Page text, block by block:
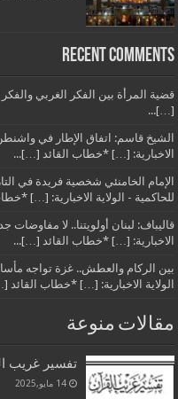
Recent Comments
قضية المرأة بين الفكر الغربي
[…]...
الشيخ قاسم: اتفاق الإطار في
الاخبارية: […] *خطاب القائد […]...
الإمام الخامنئي شخصية فريدة في
للحاكمية - الولاية الاخبارية: […]
قاليباف: لبنان أولويتنا.. لا مفاوضات
الاخبارية: […] *خطاب القائد […]...
بين الركام والعطش.. غزة تواجه
الولاية الاخبارية: […] *خطاب القائد
مقالات منوعة
تفسير غريب
14 مايو,2025